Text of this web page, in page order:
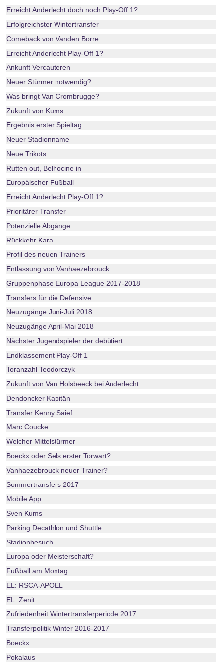
Erreicht Anderlecht doch noch Play-Off 1?
Erfolgreichster Wintertransfer
Comeback von Vanden Borre
Erreicht Anderlecht Play-Off 1?
Ankunft Vercauteren
Neuer Stürmer notwendig?
Was bringt Van Crombrugge?
Zukunft von Kums
Ergebnis erster Spieltag
Neuer Stadionname
Neue Trikots
Rutten out, Belhocine in
Europäischer Fußball
Erreicht Anderlecht Play-Off 1?
Prioritärer Transfer
Potenzielle Abgänge
Rückkehr Kara
Profil des neuen Trainers
Entlassung von Vanhaezebrouck
Gruppenphase Europa League 2017-2018
Transfers für die Defensive
Neuzugänge Juni-Juli 2018
Neuzugänge April-Mai 2018
Nächster Jugendspieler der debütiert
Endklassement Play-Off 1
Toranzahl Teodorczyk
Zukunft von Van Holsbeeck bei Anderlecht
Dendoncker Kapitän
Transfer Kenny Saief
Marc Coucke
Welcher Mittelstürmer
Boeckx oder Sels erster Torwart?
Vanhaezebrouck neuer Trainer?
Sommertransfers 2017
Mobile App
Sven Kums
Parking Decathlon und Shuttle
Stadionbesuch
Europa oder Meisterschaft?
Fußball am Montag
EL: RSCA-APOEL
EL: Zenit
Zufriedenheit Wintertransferperiode 2017
Transferpolitik Winter 2016-2017
Boeckx
Pokalaus